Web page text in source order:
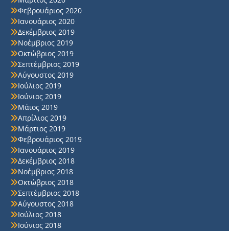
Φεβρουάριος 2020
Ιανουάριος 2020
Δεκέμβριος 2019
Νοέμβριος 2019
Οκτώβριος 2019
Σεπτέμβριος 2019
Αύγουστος 2019
Ιούλιος 2019
Ιούνιος 2019
Μάιος 2019
Απρίλιος 2019
Μάρτιος 2019
Φεβρουάριος 2019
Ιανουάριος 2019
Δεκέμβριος 2018
Νοέμβριος 2018
Οκτώβριος 2018
Σεπτέμβριος 2018
Αύγουστος 2018
Ιούλιος 2018
Ιούνιος 2018